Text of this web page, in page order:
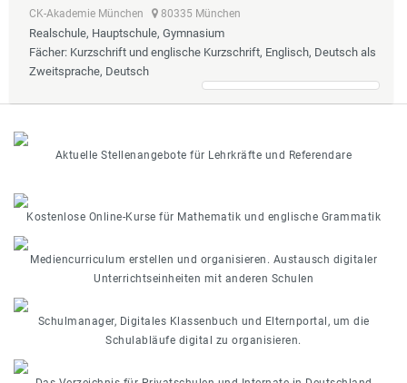
CK-Akademie München 80335 München
Realschule, Hauptschule, Gymnasium
Fächer: Kurzschrift und englische Kurzschrift, Englisch, Deutsch als
Zweitsprache, Deutsch
Aktuelle Stellenangebote für Lehrkräfte und Referendare
Kostenlose Online-Kurse für Mathematik und englische Grammatik
Mediencurriculum erstellen und organisieren. Austausch digitaler
Unterrichtseinheiten mit anderen Schulen
Schulmanager, Digitales Klassenbuch und Elternportal, um die
Schulabläufe digital zu organisieren.